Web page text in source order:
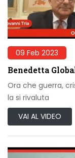
09 Feb 2023
Benedetta
Ora che guerra,
la si rivaluta
VAI AL VIDEO